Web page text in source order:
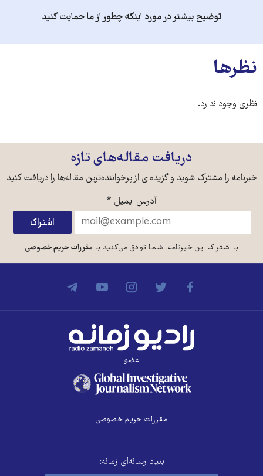
توضیح بیشتر در مورد اینکه چطور از ما حمایت کنید
نظرها
نظری وجود ندارد.
دریافت مقاله‌های تازه
خبرنامه را مشترک شوید و گزیده‌ای از پرخواننده‌ترین مقاله‌ها را دریافت کنید
آدرس ایمیل *
با اشتراک این خبرنامه، شما توافق می‌کنید بامقررات حریم خصوصی
عضو
مقررات حریم خصوصی
بنیاد رسانه‌ای زمانه: